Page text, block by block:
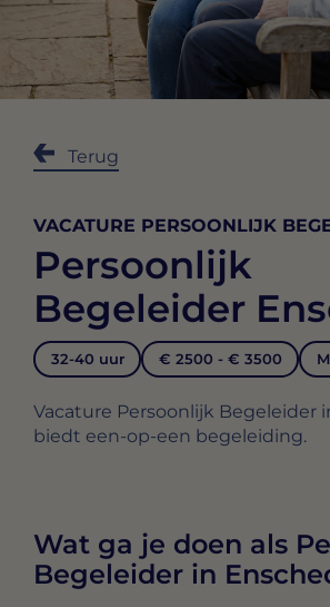
Terug
VACATURE PERSOONLIJK
Persoonlijk
Begeleider
32-40 uur € 2500 - € 3500
Vacature Persoonlijk Begeleider
biedt een-op-een begeleiding.
Wat ga je doen als
Begeleider in